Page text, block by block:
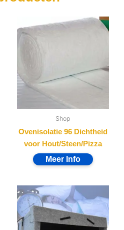
Shop
Ovenisolatie 96 Dichtheid
voor Hout/Steen/Pizza